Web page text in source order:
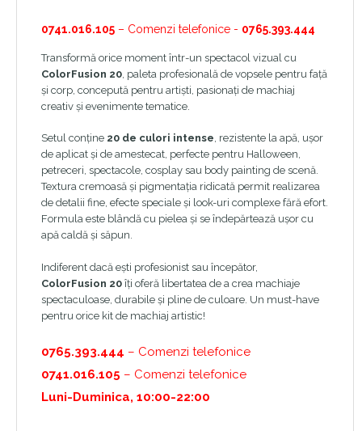
0741.016.105 – Comenzi telefonice - 0765.393.444
Transformă orice moment într-un spectacol vizual cu
ColorFusion 20 , paleta profesională de vopsele pentru față
și corp, concepută pentru artiști, pasionați de machiaj
creativ și evenimente tematice.
Setul conține 20 de culori intense, rezistente la apă, ușor
de aplicat și de amestecat, perfecte pentru Halloween,
petreceri, spectacole, cosplay sau body painting de scenă.
Textura cremoasă și pigmentația ridicată permit realizarea
de detalii fine, efecte speciale și look-uri complexe fără efort.
Formula este blândă cu pielea și se îndepărtează ușor cu
apă caldă și săpun.
Indiferent dacă ești profesionist sau începător,
ColorFusion 20 îți oferă libertatea de a crea machiaje
spectaculoase, durabile și pline de culoare. Un must-have
pentru orice kit de machiaj artistic!
0765.393.444 – Comenzi telefonice
0741.016.105 – Comenzi telefonice
Luni-Duminica, 10:00-22:00